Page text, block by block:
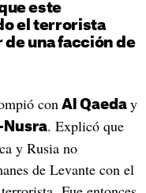
este
el terrorista
de una facción de
con Al Qaeda y
Nusra. Explicó que
y Rusia no
de Levante con el